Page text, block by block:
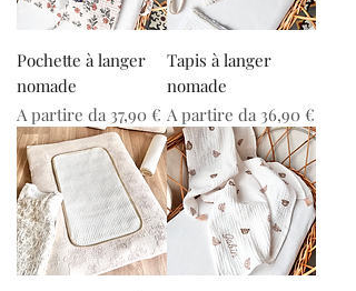
Pochette à langer
nomade
A partire da 37,90 €
Prezzo scontato
Tapis à langer
nomade
A partire da 36,90 €
Prezzo scontato